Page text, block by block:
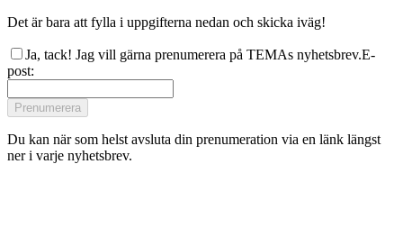
Det är bara att fylla i uppgifterna nedan och skicka iväg!
Ja, tack! Jag vill gärna prenumerera på TEMAs nyhetsbrev.E-
post:
Prenumerera
Du kan när som helst avsluta din prenumeration via en länk längst
ner i varje nyhetsbrev.